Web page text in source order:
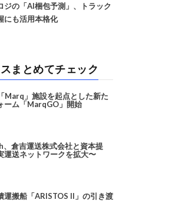
ジの「AI梱包予測」、トラック
にも活用本格化
スまとめてチェック
Marq」施設を起点とした新た
ーム「MarqGO」開始
倉吉運送株式会社と資本提
運送ネットワークを拡大〜
運搬船「ARISTOS II」の引き渡